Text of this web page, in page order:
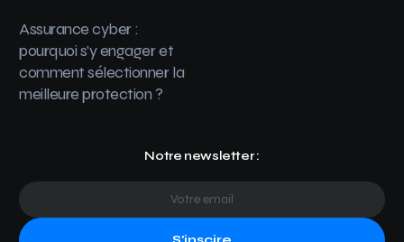
Assurance cyber :
pourquoi s’y engager et
comment sélectionner la
meilleure protection ?
Notre newsletter :